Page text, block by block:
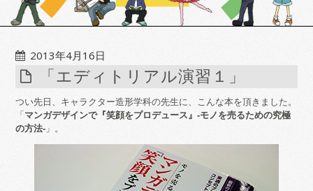
2013年4月16日
「エディトリアル演習１」
つい先日、キャラクター造形学科の先生に、こんな本を頂きました。
「マンガデザインで『笑顔をプロデュース』‐モノを売るための究極
の方法‐ 」。